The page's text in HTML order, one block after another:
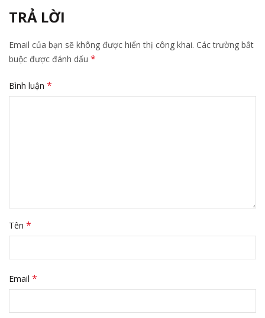
TRẢ LỜI
Email của bạn sẽ không được hiển thị công khai. Các trường bắt
buộc được đánh dấu *
Bình luận *
Tên *
Email *